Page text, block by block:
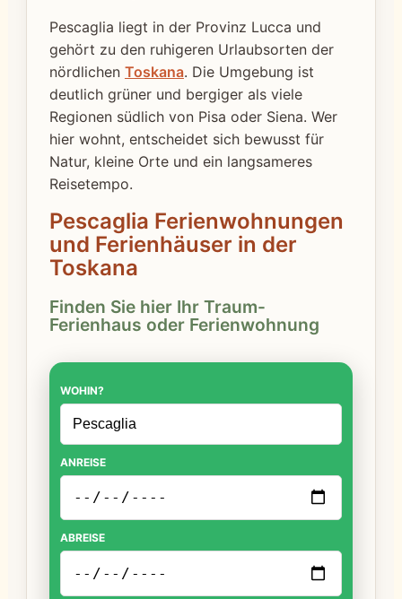
Pescaglia liegt in der Provinz Lucca und
gehört zu den ruhigeren Urlaubsorten der
nördlichen Toskana. Die Umgebung ist
deutlich grüner und bergiger als viele
Regionen südlich von Pisa oder Siena. Wer
hier wohnt, entscheidet sich bewusst für
Natur, kleine Orte und ein langsameres
Reisetempo.
Pescaglia Ferienwohnungen
und Ferienhäuser in der
Toskana
Finden Sie hier Ihr Traum-
Ferienhaus oder Ferienwohnung
WOHIN?
ANREISE
ABREISE